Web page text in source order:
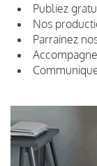
Publiez
Nos
Parrainez